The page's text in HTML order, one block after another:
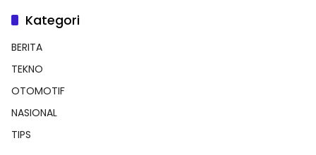
Kategori
BERITA
TEKNO
OTOMOTIF
NASIONAL
TIPS